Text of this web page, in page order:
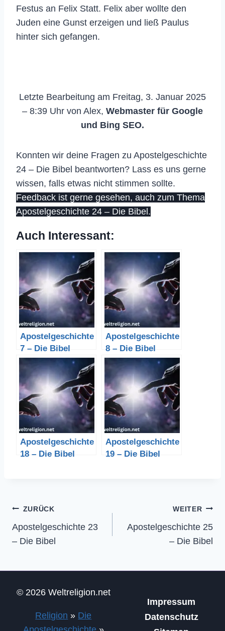
Festus an Felix Statt. Felix aber wollte den
Juden eine Gunst erzeigen und ließ Paulus
hinter sich gefangen.
Letzte Bearbeitung am Freitag, 3. Januar 2025
– 8:39 Uhr von Alex, Webmaster für Google
und Bing SEO.
Konnten wir deine Fragen zu Apostelgeschichte
24 – Die Bibel beantworten? Lass es uns gerne
wissen, falls etwas nicht stimmen sollte.
Feedback ist gerne gesehen, auch zum Thema
Apostelgeschichte 24 – Die Bibel.
Auch Interessant:
Apostelgeschichte
7 – Die Bibel
Apostelgeschichte
8 – Die Bibel
Apostelgeschichte
18 – Die Bibel
Apostelgeschichte
19 – Die Bibel
Beitragsnavigation
ZURÜCK
Apostelgeschichte 23
– Die Bibel
WEITER
Apostelgeschichte 25
– Die Bibel
© 2026 Weltreligion.net
Religion » Die
Impressum
Datenschutz